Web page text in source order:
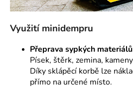
Využití minidempru
Přeprava sypkých materiálů
Písek, štěrk, zemina,
Díky sklápěcí korbě lze
přímo na určené místo.
HLEDAT